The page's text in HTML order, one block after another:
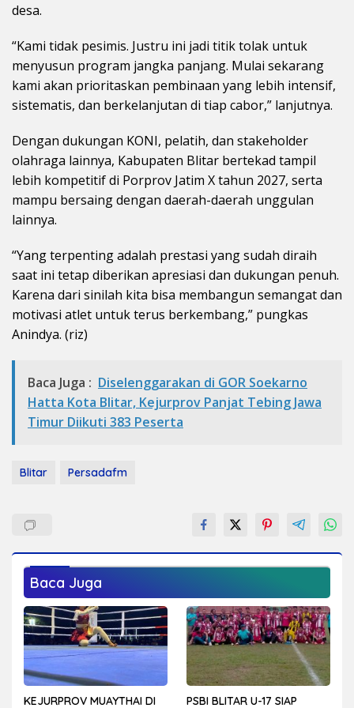
desa.
“Kami tidak pesimis. Justru ini jadi titik tolak untuk
menyusun program jangka panjang. Mulai sekarang
kami akan prioritaskan pembinaan yang lebih intensif,
sistematis, dan berkelanjutan di tiap cabor,” lanjutnya.
Dengan dukungan KONI, pelatih, dan stakeholder
olahraga lainnya, Kabupaten Blitar bertekad tampil
lebih kompetitif di Porprov Jatim X tahun 2027, serta
mampu bersaing dengan daerah-daerah unggulan
lainnya.
“Yang terpenting adalah prestasi yang sudah diraih
saat ini tetap diberikan apresiasi dan dukungan penuh.
Karena dari sinilah kita bisa membangun semangat dan
motivasi atlet untuk terus berkembang,” pungkas
Anindya. (riz)
Baca Juga : Diselenggarakan di GOR Soekarno
Hatta Kota Blitar, Kejurprov Panjat Tebing Jawa
Timur Diikuti 383 Peserta
Blitar Persadafm
Baca Juga
KEJURPROV MUAYTHAI DI PSBI BLITAR U-17 SIAP